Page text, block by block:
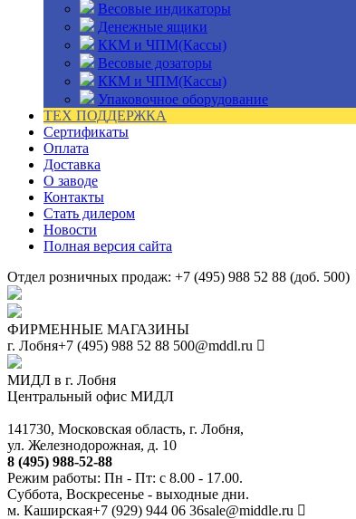
Весовые индикаторы
Денежные ящики
ККМ и ЧПМ(Кассы)
Весовые дозаторы
ККМ и ЧПМ(Кассы)
Упаковочное оборудование
ТЕХ ПОДДЕРЖКА
Сертификаты
Оплата
Доставка
О заводе
Контакты
Стать дилером
Новости
Полная версия сайта
Отдел розничных продаж: +7 (495) 988 52 88 (доб. 500)
ФИРМЕННЫЕ МАГАЗИНЫ
г. Лобня+7 (495) 988 52 88 500@mddl.ru
МИДЛ в г. Лобня
Центральный офис МИДЛ
141730, Московская область, г. Лобня,
ул. Железнодорожная, д. 10
8 (495) 988-52-88
Режим работы: Пн - Пт: с 8.00 - 17.00.
Суббота, Воскресенье - выходные дни.
м. Каширская+7 (929) 944 06 36sale@middle.ru